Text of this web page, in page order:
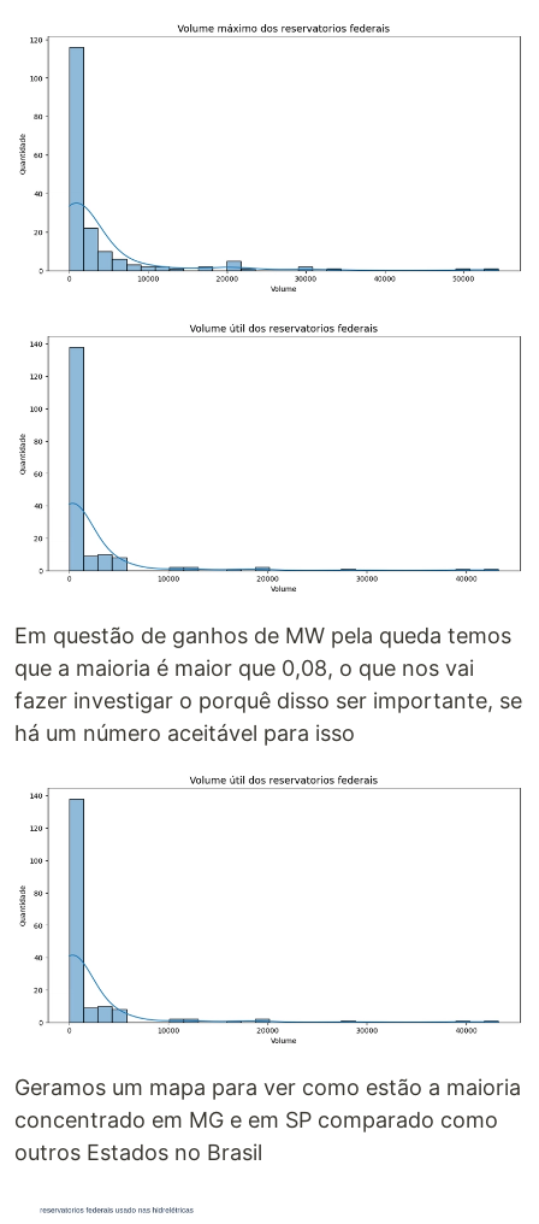
Em questão de ganhos de MW pela queda temos
que a maioria é maior que 0,08, o que nos vai
fazer investigar o porquê disso ser importante, se
há um número aceitável para isso
Geramos um mapa para ver como estão a maioria
concentrado em MG e em SP comparado como
outros Estados no Brasil